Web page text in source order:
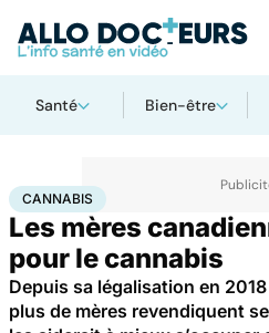
Santé Bien-être
AccueilSanté Cannabis
CANNABIS
Les mères
pour le cannabis
Depuis sa légalisation en
plus de mères revendiquent